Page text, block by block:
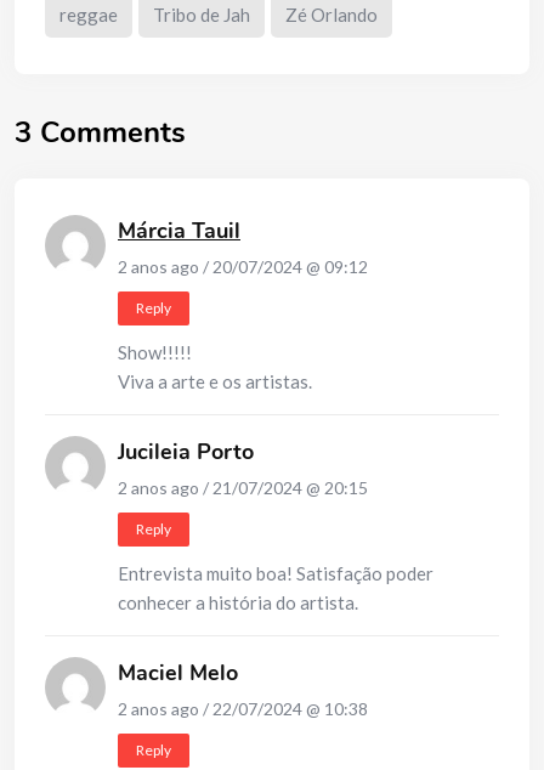
reggae Tribo de Jah Zé Orlando
3 Comments
Márcia Tauil
2 anos ago / 20/07/2024 @ 09:12
Reply
Show!!!!!
Viva a arte e os artistas.
Jucileia Porto
2 anos ago / 21/07/2024 @ 20:15
Reply
Entrevista muito boa! Satisfação poder
conhecer a história do artista.
Maciel Melo
2 anos ago / 22/07/2024 @ 10:38
Reply